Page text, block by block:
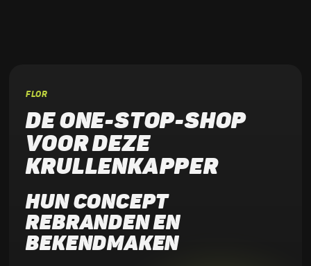
FLOR
DE ONE-STOP-SHOP
VOOR DEZE
KRULLENKAPPER
HUN CONCEPT
REBRANDEN EN
BEKENDMAKEN